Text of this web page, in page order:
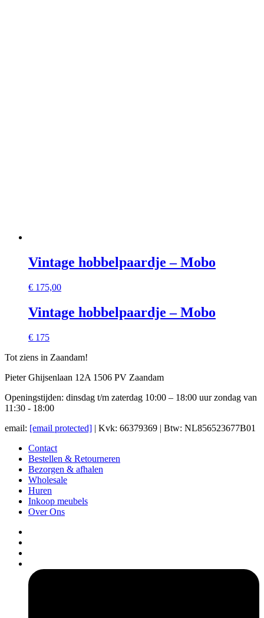
Vintage hobbelpaardje – Mobo
€ 175,00
Vintage hobbelpaardje – Mobo
€ 175
Tot ziens in Zaandam!
Pieter Ghijsenlaan 12A 1506 PV Zaandam
Openingstijden: dinsdag t/m zaterdag 10:00 – 18:00 uur zondag van
11:30 - 18:00
email: [email protected] | Kvk: 66379369 | Btw: NL856523677B01
Contact
Bestellen & Retourneren
Bezorgen & afhalen
Wholesale
Huren
Inkoop meubels
Over Ons